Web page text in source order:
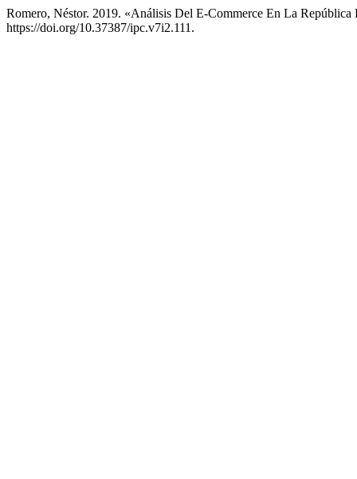
Romero, Néstor. 2019. «Análisis Del E-Commerce En La República
https://doi.org/10.37387/ipc.v7i2.111.